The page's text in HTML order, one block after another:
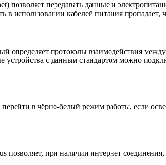
позволяет передавать данные и
в использовании кабелей питания пропадает,
определяет протоколы взаимодействия
устройства с данным стандартом можно
в чёрно-белый режим работы, если
позволяет, при наличии интернет